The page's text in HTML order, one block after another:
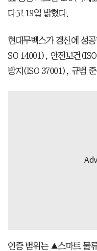
다고 19일 밝혔다.
현대무벡스가 갱신에 성
SO 14001), 안전보건
방지(ISO 37001), 규범
인증 범위는 ▲스마트 물